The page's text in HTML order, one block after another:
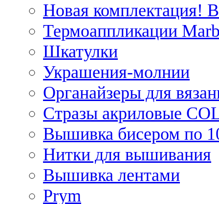
Новая комплектация!
Термоаппликации
Шкатулки
Украшения-молнии
Органайзеры для
Стразы акриловые
Вышивка бисером по
Нитки для вышивания
Вышивка лентами
Prym